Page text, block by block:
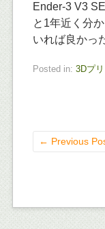
Ender-3 V3
と1年近く分
いれば良かっ
Posted in: 3Dプ
← Previous